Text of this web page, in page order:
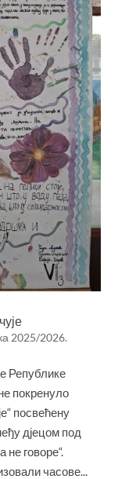
2025/2026.
Републике
покренуло
посвећену
дјецом под
говоре“.
часове...